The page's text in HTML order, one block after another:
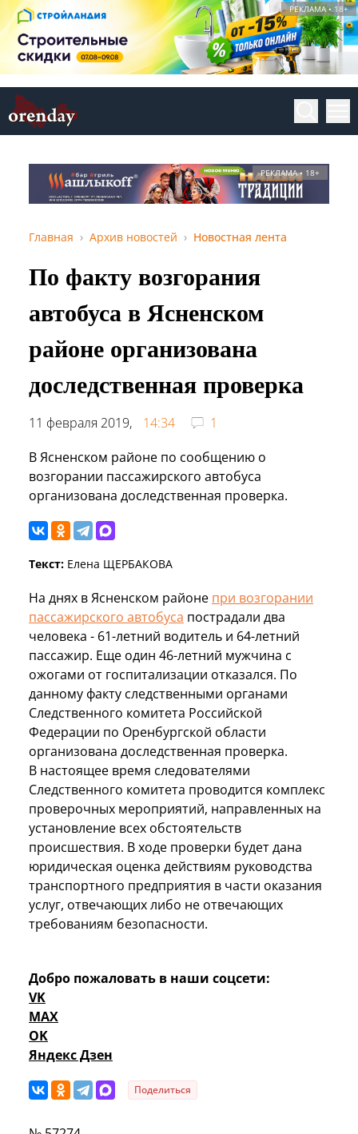
РЕКЛАМА • 18+
РЕКЛАМА • 18+
Главная Архив новостей Новостная лента
По факту возгорания
автобуса в Ясненском
районе организована
доследственная проверка
11 февраля 2019, 14:34
1
В Ясненском районе по сообщению о
возгорании пассажирского автобуса
организована доследственная проверка.
Текст: Елена ЩЕРБАКОВА
На днях в Ясненском районе при возгорании
пассажирского автобуса пострадали два
человека - 61-летний водитель и 64-летний
пассажир. Еще один 46-летний мужчина с
ожогами от госпитализации отказался. По
данному факту следственными органами
Следственного комитета Российской
Федерации по Оренбургской области
организована доследственная проверка.
В настоящее время следователями
Следственного комитета проводится комплекс
проверочных мероприятий, направленных на
установление всех обстоятельств
происшествия. В ходе проверки будет дана
юридическая оценка действиям руководства
транспортного предприятия в части оказания
услуг, отвечающих либо не отвечающих
требованиям безопасности.
Добро пожаловать в наши соцсети:
VK
MAX
OK
Яндекс Дзен
Поделиться